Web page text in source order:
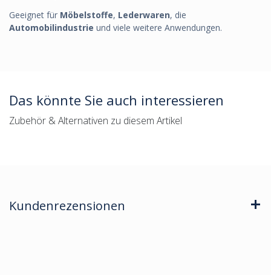
Geeignet für Möbelstoffe, Lederwaren, die
Automobilindustrie und viele weitere Anwendungen.
Das könnte Sie auch interessieren
Zubehör & Alternativen zu diesem Artikel
Kundenrezensionen